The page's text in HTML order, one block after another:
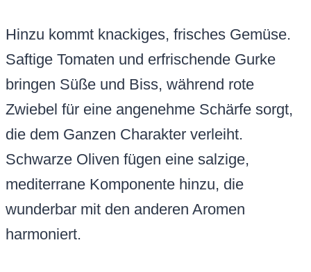
Hinzu kommt knackiges, frisches Gemüse.
Saftige Tomaten und erfrischende Gurke
bringen Süße und Biss, während rote
Zwiebel für eine angenehme Schärfe sorgt,
die dem Ganzen Charakter verleiht.
Schwarze Oliven fügen eine salzige,
mediterrane Komponente hinzu, die
wunderbar mit den anderen Aromen
harmoniert.